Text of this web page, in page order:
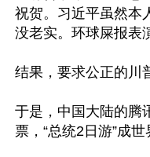
祝贺。习近平虽然本
没老实。环球屎报表
结果，要求公正的川
于是，中国大陆的腾
票，“总统2日游”成世